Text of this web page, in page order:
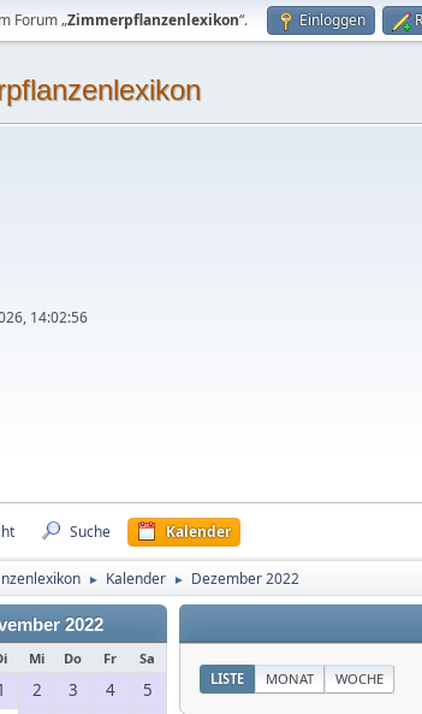
Forum „Zimmerpflanzenlexikon“. Einloggen
14:02:56
Suche Kalender
► Kalender ► Dezember 2022
2022
Mi Do Fr Sa
2 3 4
5
LISTE MONAT WOCHE